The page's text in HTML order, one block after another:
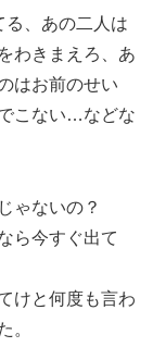
る、あの二人は
わきまえろ、あ
はお前のせい
こない…などな
ゃないの？
ら今すぐ出て
けと何度も言わ
。